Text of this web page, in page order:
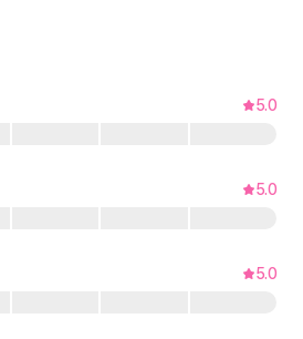
5.0
5.0
5.0